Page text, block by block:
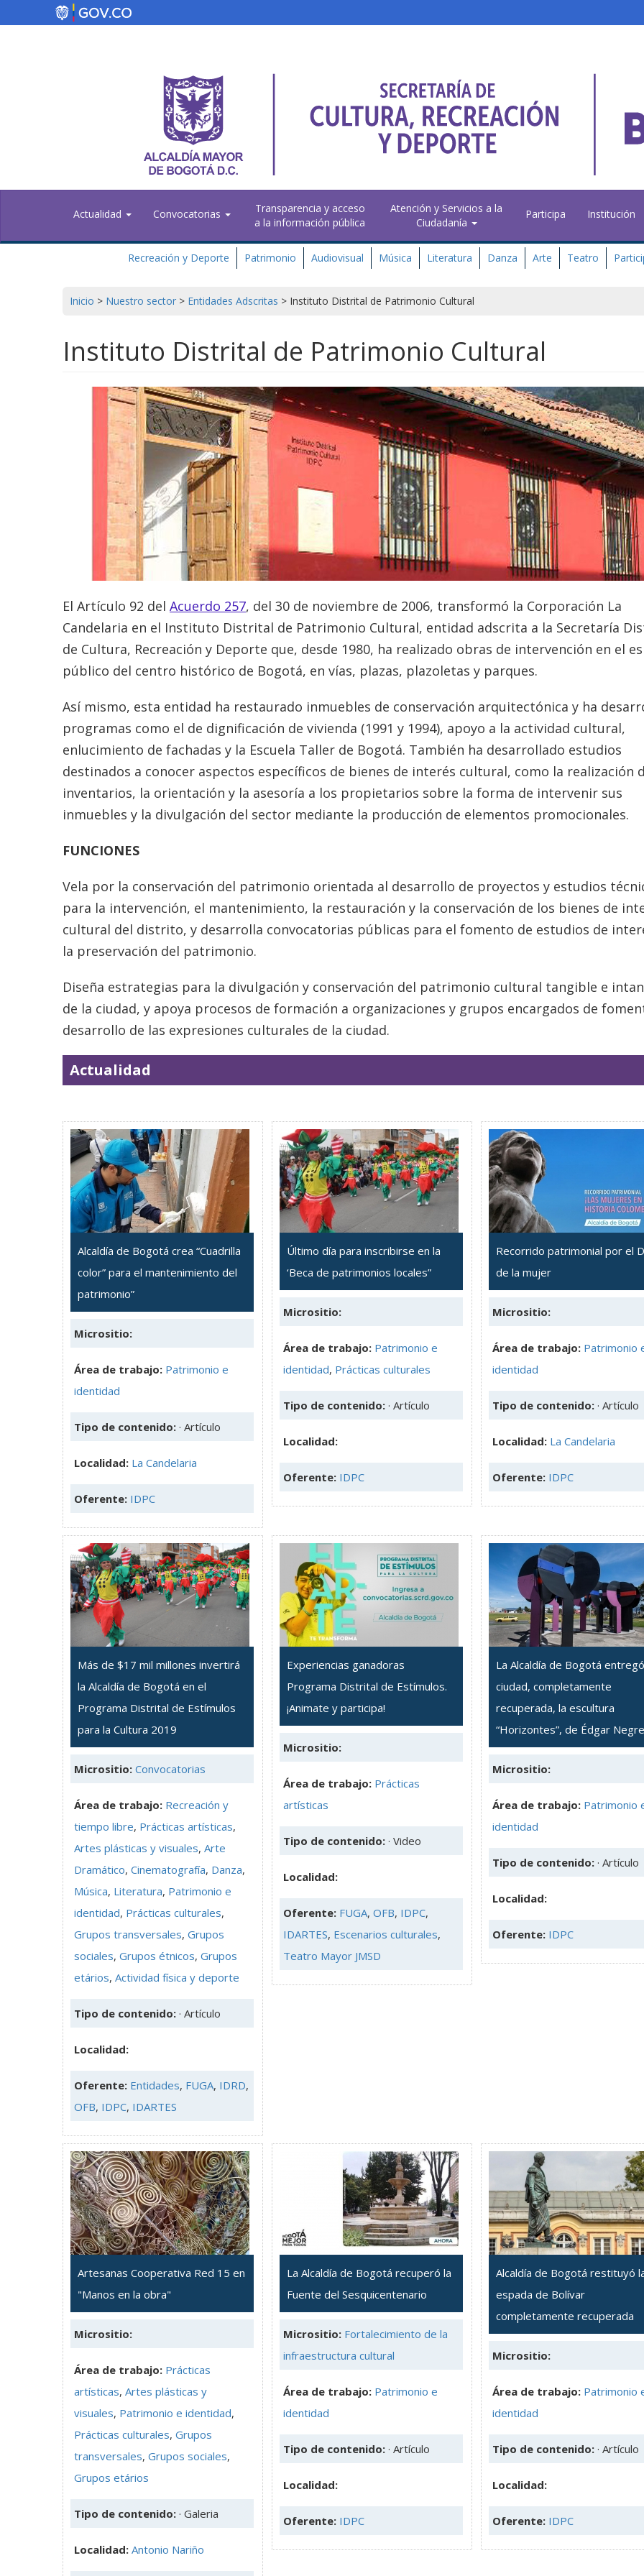
Actualidad Convocatorias
Transparencia y acceso
a la información pública
Atención y Servicios a la
Ciudadanía
Participa Institución
Recreación y Deporte Patrimonio Audiovisual Música Literatura Danza Arte Teatro
Inicio > Nuestro sector > Entidades Adscritas > Instituto Distrital de Patrimonio Cultural
Instituto Distrital de Patrimonio Cultural
El Artículo 92 del Acuerdo 257, del 30 de noviembre de 2006, transformó la Corporación La
Candelaria en el Instituto Distrital de Patrimonio Cultural, entidad adscrita a la Secretaría
de Cultura, Recreación y Deporte que, desde 1980, ha realizado obras de intervención en el
público del centro histórico de Bogotá, en vías, plazas, plazoletas y parques.
Así mismo, esta entidad ha restaurado inmuebles de conservación arquitectónica y ha
programas como el de dignificación de vivienda (1991 y 1994), apoyo a la actividad cultural,
enlucimiento de fachadas y la Escuela Taller de Bogotá. También ha desarrollado estudios
destinados a conocer aspectos específicos de bienes de interés cultural, como la realización
inventarios, la orientación y la asesoría a los propietarios sobre la forma de intervenir sus
inmuebles y la divulgación del sector mediante la producción de elementos promocionales.
FUNCIONES
Vela por la conservación del patrimonio orientada al desarrollo de proyectos y estudios
para la intervención, el mantenimiento, la restauración y la conservación de los bienes de
cultural del distrito, y desarrolla convocatorias públicas para el fomento de estudios de
la preservación del patrimonio.
Diseña estrategias para la divulgación y conservación del patrimonio cultural tangible e
de la ciudad, y apoya procesos de formación a organizaciones y grupos encargados de
desarrollo de las expresiones culturales de la ciudad.
Actualidad
Alcaldía de Bogotá crea “Cuadrilla
color” para el mantenimiento del
patrimonio”
Micrositio:
Área de trabajo: Patrimonio e
identidad
Tipo de contenido: · Artículo
Localidad: La Candelaria
Oferente: IDPC
Último día para inscribirse en la
‘Beca de patrimonios locales”
Micrositio:
Área de trabajo: Patrimonio e
identidad, Prácticas culturales
Tipo de contenido: · Artículo
Localidad:
Oferente: IDPC
Recorrido patrimonial por el
de la mujer
Micrositio:
Área de trabajo: Patrimonio
identidad
Tipo de contenido: · Artículo
Localidad: La Candelaria
Oferente: IDPC
Más de $17 mil millones invertirá
la Alcaldía de Bogotá en el
Programa Distrital de Estímulos
para la Cultura 2019
Micrositio: Convocatorias
Área de trabajo: Recreación y
tiempo libre, Prácticas artísticas,
Artes plásticas y visuales, Arte
Dramático, Cinematografía, Danza,
Música, Literatura, Patrimonio e
identidad, Prácticas culturales,
Grupos transversales, Grupos
sociales, Grupos étnicos, Grupos
etários, Actividad física y deporte
Tipo de contenido: · Artículo
Localidad:
Oferente: Entidades, FUGA, IDRD,
OFB, IDPC, IDARTES
Experiencias ganadoras
Programa Distrital de Estímulos.
¡Animate y participa!
Micrositio:
Área de trabajo: Prácticas
artísticas
Tipo de contenido: · Video
Localidad:
Oferente: FUGA, OFB, IDPC,
IDARTES, Escenarios culturales,
Teatro Mayor JMSD
La Alcaldía de Bogotá
ciudad, completamente
recuperada, la escultura
“Horizontes”, de Édgar
Micrositio:
Área de trabajo: Patrimonio
identidad
Tipo de contenido: · Artículo
Localidad:
Oferente: IDPC
Artesanas Cooperativa Red 15 en
"Manos en la obra"
Micrositio:
Área de trabajo: Prácticas
artísticas, Artes plásticas y
visuales, Patrimonio e identidad,
Prácticas culturales, Grupos
transversales, Grupos sociales,
Grupos etários
Tipo de contenido: · Galeria
Localidad: Antonio Nariño
La Alcaldía de Bogotá recuperó la
Fuente del Sesquicentenario
Micrositio: Fortalecimiento de la
infraestructura cultural
Área de trabajo: Patrimonio e
identidad
Tipo de contenido: · Artículo
Localidad:
Oferente: IDPC
Alcaldía de Bogotá restituyó
espada de Bolívar
completamente recuperada
Micrositio:
Área de trabajo: Patrimonio
identidad
Tipo de contenido: · Artículo
Localidad:
Oferente: IDPC